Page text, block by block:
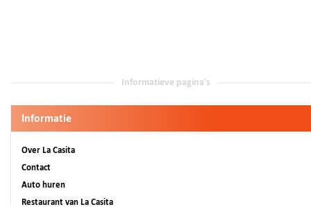
Informatieve pagina's
Informatie
Over La Casita
Contact
Auto huren
Restaurant van La Casita